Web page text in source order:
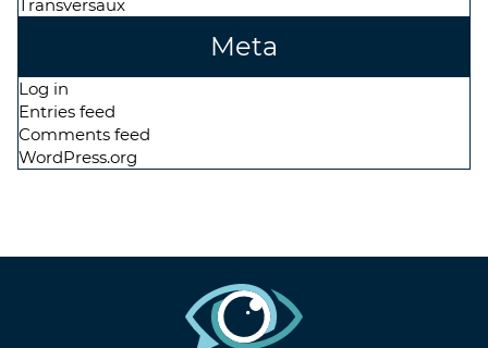
Transversaux
Meta
Log in
Entries feed
Comments feed
WordPress.org